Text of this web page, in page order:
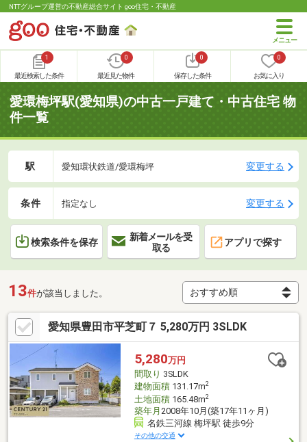
NTTグループ運営の不動産総合サイト goo住宅・不動産
1
最近検索した条件
0
最近見た物件
0
保存した条件
0
お気に入り
愛環梅坪駅(愛知県)の中古一戸建て・中古住宅 物
件一覧
駅 愛知環状鉄道/愛環梅坪 変更する
条件 指定なし 変更する
検索条件を保存
新着メールを受
取る
アプリで探す
13件が該当しました。
愛知県豊田市平芝町７ 5,280万円 3SLDK
5,280万円
間取り 3SLDK
建物面積131.17m2
土地面積165.48m2
築年月 2008年10月(築17年11ヶ月)
名鉄三河線 梅坪駅 徒歩9分
その他の交通